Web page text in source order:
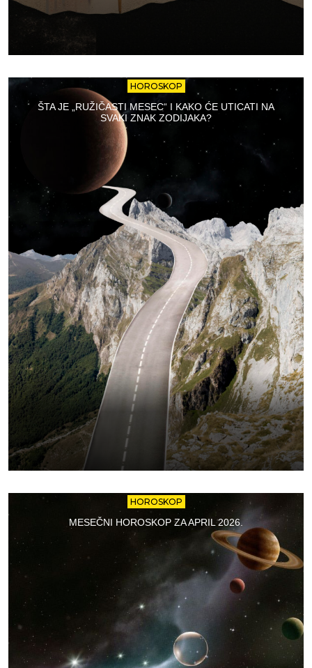
HOROSKOP
ŠTA JE „RUŽIČASTI MESEC“ I KAKO ĆE UTICATI NA
SVAKI ZNAK ZODIJAKA?
HOROSKOP
MESEČNI HOROSKOP ZA APRIL 2026.